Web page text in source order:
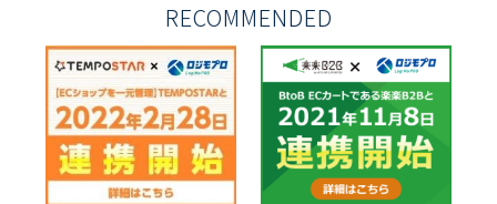
RECOMMENDED